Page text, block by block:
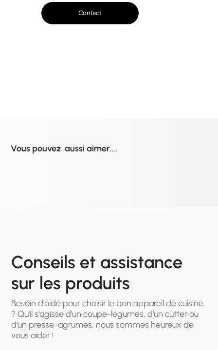
Contact
Vous pouvez aussi aimer....
Conseils et assistance
sur les produits
Besoin d'aide pour choisir le bon appareil de cuisine
? Qu'il s'agisse d'un coupe-légumes, d'un cutter ou
d'un presse-agrumes, nous sommes heureux de
vous aider !